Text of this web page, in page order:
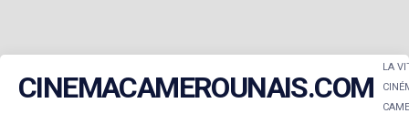
CINEMACAMEROUNAIS.COM
LA